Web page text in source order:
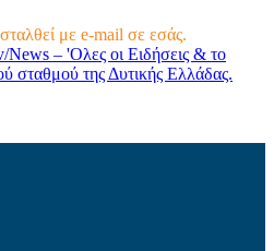
με e-mail σε εσάς.
News – 'Ολες οι Ειδήσεις & το
σταθμού της Δυτικής Ελλάδας.